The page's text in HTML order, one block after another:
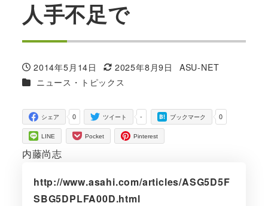
人手不足で
投稿日
2014年5月14日
更新日
2025年8月9日
著
ASU-NET
カテゴリー
ニュース・トピックス
0
シェア -
ツイート 0
ブックマーク
LINE Pocket Pinterest
内藤尚志
http://www.asahi.com/articles/ASG5D5F
SBG5DPLFA00D.html